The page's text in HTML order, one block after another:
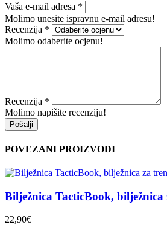
Vaša e-mail adresa *
Molimo unesite ispravnu e-mail adresu!
Recenzija *
Molimo odaberite ocjenu!
Recenzija *
Molimo napišite recenziju!
Pošalji
POVEZANI PROIZVODI
Bilježnica TacticBook, bilježnica
22,90€